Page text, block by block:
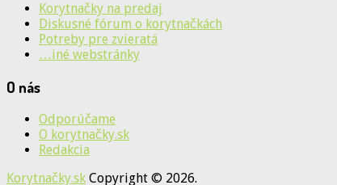
Korytnačky na predaj
Diskusné fórum o korytnačkách
Potreby pre zvieratá
…iné webstránky
O nás
Odporúčame
O korytnačky.sk
Redakcia
Korytnačky.sk Copyright © 2026.